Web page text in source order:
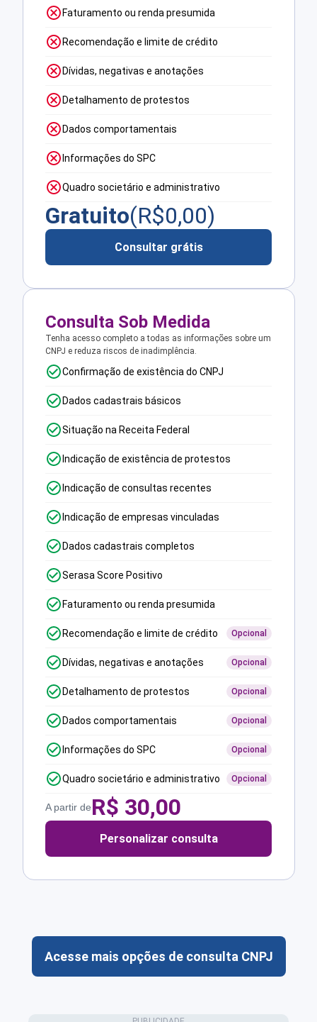
Faturamento ou renda presumida
Recomendação e limite de crédito
Dívidas, negativas e anotações
Detalhamento de protestos
Dados comportamentais
Informações do SPC
Quadro societário e administrativo
Gratuito(R$0,00)
Consultar grátis
Consulta Sob Medida
Tenha acesso completo a todas as informações sobre um
CNPJ e reduza riscos de inadimplência.
Confirmação de existência do CNPJ
Dados cadastrais básicos
Situação na Receita Federal
Indicação de existência de protestos
Indicação de consultas recentes
Indicação de empresas vinculadas
Dados cadastrais completos
Serasa Score Positivo
Faturamento ou renda presumida
Recomendação e limite de crédito Opcional
Dívidas, negativas e anotações Opcional
Detalhamento de protestos Opcional
Dados comportamentais Opcional
Informações do SPC Opcional
Quadro societário e administrativo Opcional
A partir deR$ 30,00
Personalizar consulta
Acesse mais opções de consulta CNPJ